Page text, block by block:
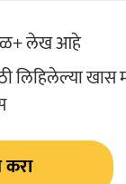
लेख आहे
खास
करा